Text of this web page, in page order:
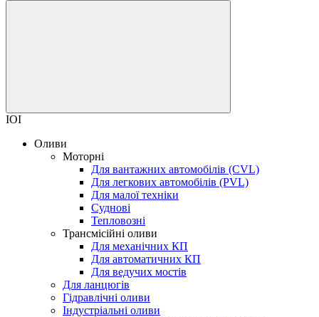
IOI
Оливи
Моторні
Для вантажних автомобілів (CVL)
Для легкових автомобілів (PVL)
Для малої техніки
Суднові
Тепловозні
Трансмісійні оливи
Для механічних КП
Для автоматичних КП
Для ведучих мостів
Для ланцюгів
Гідравлічні оливи
Індустріальні оливи